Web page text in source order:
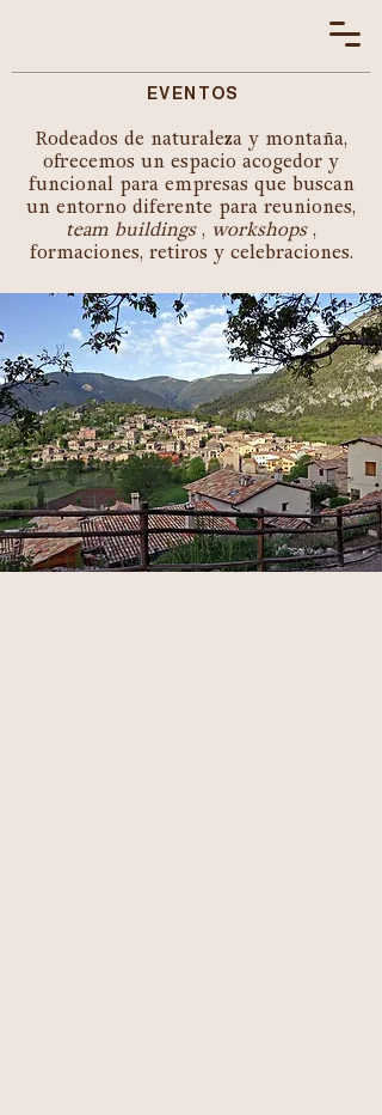
EVENTOS
Rodeados de naturaleza y montaña,
ofrecemos un espacio acogedor y
funcional para empresas que buscan
un entorno diferente para reuniones,
team buildings, workshops,
formaciones, retiros y celebraciones.